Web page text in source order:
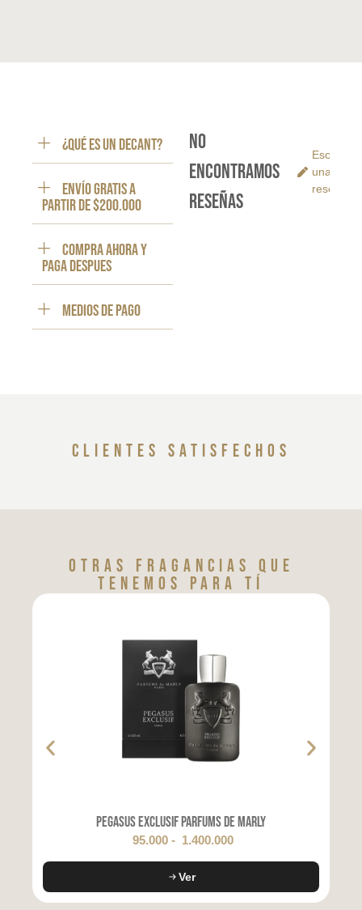
¿Qué es un decant?
ENVÍO GRATIS a
partir de $200.000
Compra ahora y
paga despues
Medios de pago
No
encontramos
reseñas
Escribe
una
reseña
clientes satisfechos
Otras fragancias que
tenemos para tí
Pegasus Exclusif Parfums de Marly
95.000 - 1.400.000
Ver